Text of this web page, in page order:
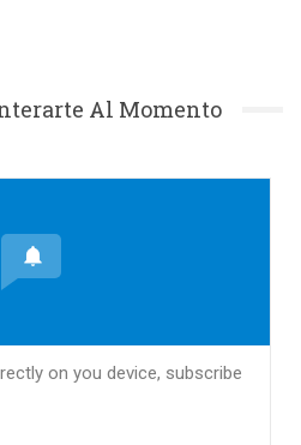
Al Momento
on you device, subscribe